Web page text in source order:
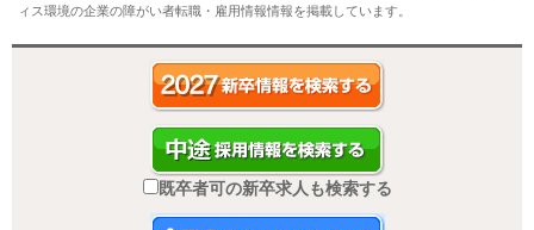
ィス環境の企業の障がい者転職・雇用情報情報を掲載しています。
既卒者可の新卒求人も検索する